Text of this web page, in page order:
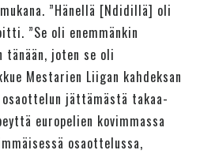
”Hänellä [Ndidillä] oli
”Se oli enemmänkin
joten se oli
Mestarien Liigan kahdeksan
jättämästä takaa-
europelien kovimmassa
osaottelussa,